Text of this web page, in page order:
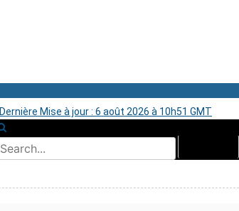
Dernière Mise à jour : 6 août 2026 à 10h51 GMT